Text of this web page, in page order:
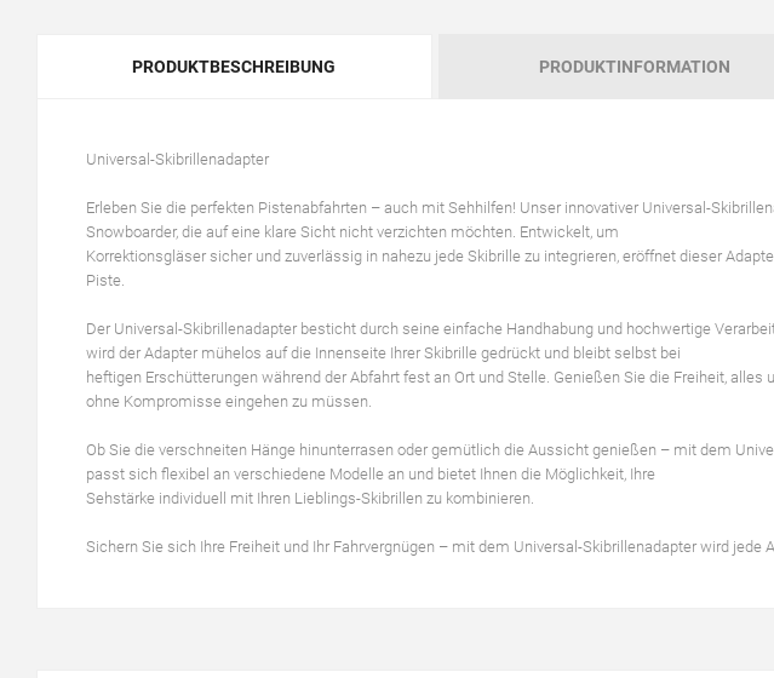
PRODUKTBESCHREIBUNG PRODUKTINFORMATION
Universal-Skibrillenadapter
Erleben Sie die perfekten Pistenabfahrten – auch mit Sehhilfen! Unser innovativer Universal-
Snowboarder, die auf eine klare Sicht nicht verzichten möchten. Entwickelt, um
Korrektionsgläser sicher und zuverlässig in nahezu jede Skibrille zu integrieren, eröffnet dieser
Piste.
Der Universal-Skibrillenadapter besticht durch seine einfache Handhabung und hochwertige
wird der Adapter mühelos auf die Innenseite Ihrer Skibrille gedrückt und bleibt selbst bei
heftigen Erschütterungen während der Abfahrt fest an Ort und Stelle. Genießen Sie die Freiheit,
ohne Kompromisse eingehen zu müssen.
Ob Sie die verschneiten Hänge hinunterrasen oder gemütlich die Aussicht genießen – mit dem
passt sich flexibel an verschiedene Modelle an und bietet Ihnen die Möglichkeit, Ihre
Sehstärke individuell mit Ihren Lieblings-Skibrillen zu kombinieren.
Sichern Sie sich Ihre Freiheit und Ihr Fahrvergnügen – mit dem Universal-Skibrillenadapter wird jede